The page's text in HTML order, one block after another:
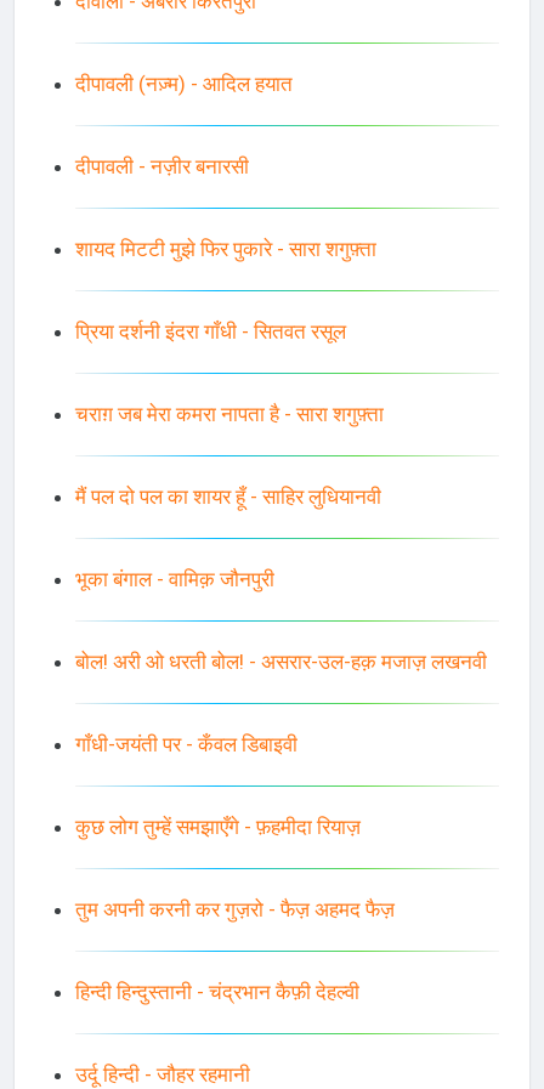
दीपावली (नज़्म) - आदिल हयात
दीपावली - नज़ीर बनारसी
शायद मिटटी मुझे फिर पुकारे - सारा शगुफ़्ता
प्रिया दर्शनी इंदरा गाँधी - सितवत रसूल
चराग़ जब मेरा कमरा नापता है - सारा शगुफ़्ता
मैं पल दो पल का शायर हूँ - साहिर लुधियानवी
भूका बंगाल - वामिक़ जौनपुरी
बोल! अरी ओ धरती बोल! - असरार-उल-हक़ मजाज़ लखनवी
गाँधी-जयंती पर - कँवल डिबाइवी
कुछ लोग तुम्हें समझाएँगे - फ़हमीदा रियाज़
तुम अपनी करनी कर गुज़रो - फैज़ अहमद फैज़
हिन्दी हिन्दुस्तानी - चंद्रभान कैफ़ी देहल्वी
उर्दू हिन्दी - जौहर रहमानी